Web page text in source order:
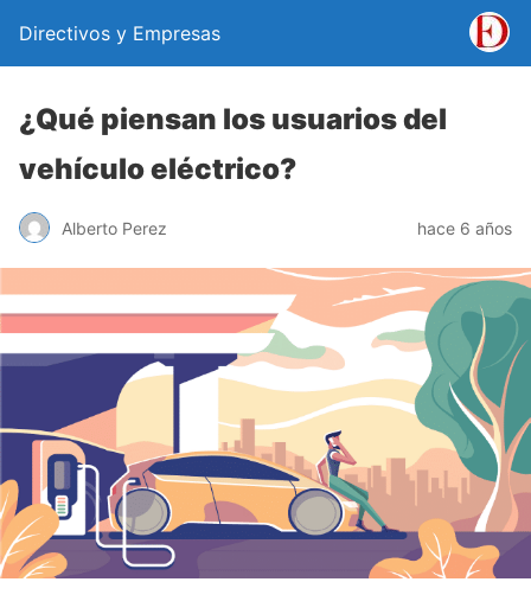
Directivos y Empresas
¿Qué piensan los usuarios del
vehículo eléctrico?
Alberto Perez hace 6 años